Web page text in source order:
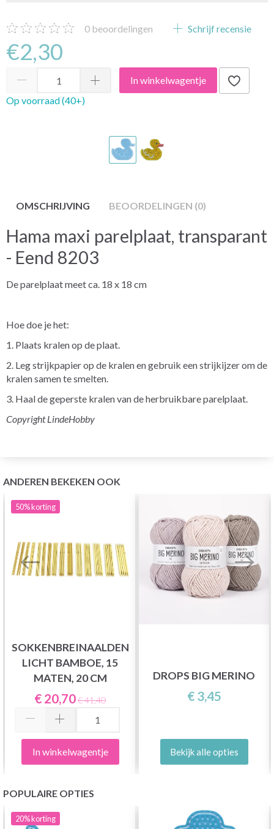
0 beoordelingen Schrijf recensie
€2,30
In winkelwagentje
Op voorraad (40+)
OMSCHRIJVING BEOORDELINGEN (0)
Hama maxi parelplaat, transparant
- Eend 8203
De parelplaat meet ca. 18 x 18 cm
Hoe doe je het:
1. Plaats kralen op de plaat.
2. Leg strijkpapier op de kralen en gebruik een strijkijzer om de
kralen samen te smelten.
3. Haal de geperste kralen van de herbruikbare parelplaat.
Copyright LindeHobby
ANDEREN BEKEKEN OOK
50%korting
SOKKENBREINAALDEN
LICHT BAMBOE, 15
MATEN, 20 CM
€ 20,70€ 41,40
In winkelwagentje
DROPS BIG MERINO
€ 3,45
Bekijk alle opties
POPULAIRE OPTIES
20%korting